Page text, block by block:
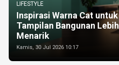
LIFESTYLE
Inspirasi Warna Cat untuk
Tampilan Bangunan Lebih
Menarik
Kamis, 30 Jul 2026 10:17